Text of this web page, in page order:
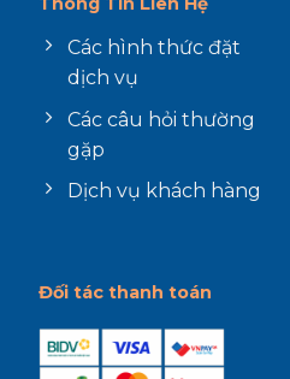
Các hình thức đặt
dịch vụ
Các câu hỏi thường
gặp
Dịch vụ khách hàng
Đối tác thanh toán